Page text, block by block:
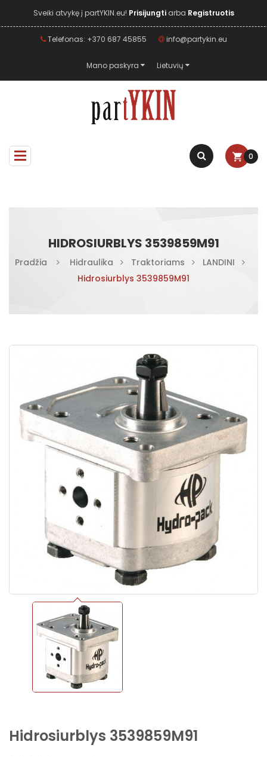
Sveiki atvykę į partYKIN.eu! Prisijungti arba Registruotis
Telefonas: +370 687 45855 info@partykin.eu
Mano paskyra Lietuvių
0
HIDROSIURBLYS 3539859M91
Pradžia Hidraulika Traktoriams
LANDINI
Hidrosiurblys 3539859M91
Hidrosiurblys 3539859M91